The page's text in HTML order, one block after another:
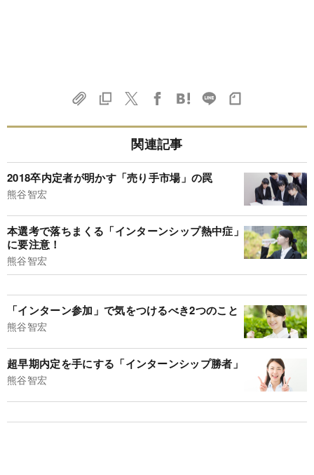
関連記事
2018卒内定者が明かす「売り手市場」の罠
熊谷智宏
本選考で落ちまくる「インターンシップ熱中症」
に要注意！
熊谷智宏
「インターン参加」で気をつけるべき2つのこと
熊谷智宏
超早期内定を手にする「インターンシップ勝者」
熊谷智宏